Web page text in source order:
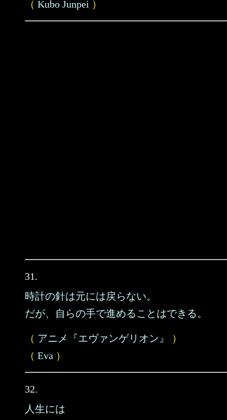
（ Kubo Junpei ）
31.
時計の針は元には戻らない。
だが、自らの手で進めることはできる。
（ アニメ『エヴァンゲリオン』
）
（ Eva ）
32.
人生には